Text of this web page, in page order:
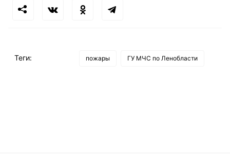
Теги: пожары ГУ МЧС по Ленобласти